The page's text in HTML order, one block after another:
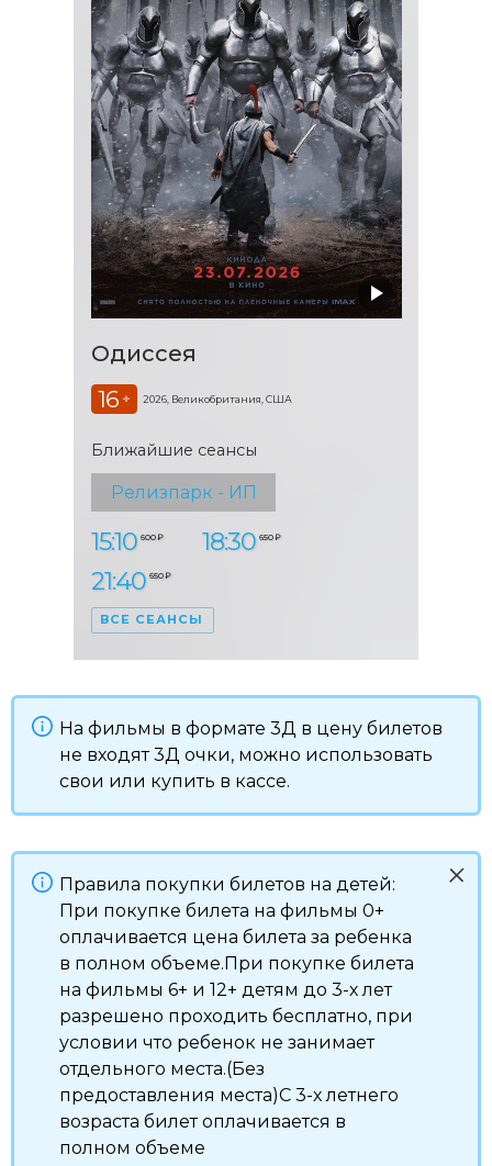
Одиссея
16 + 2026, Великобритания, США
Ближайшие сеансы
Релизпарк - ИП
15:10 600 ₽ 18:30 650 ₽
21:40 650 ₽
ВСЕ СЕАНСЫ
На фильмы в формате 3Д в цену билетов
не входят 3Д очки, можно использовать
свои или купить в кассе.
Правила покупки билетов на детей:
При покупке билета на фильмы 0+
оплачивается цена билета за ребенка
в полном объеме.При покупке билета
на фильмы 6+ и 12+ детям до 3-х лет
разрешено проходить бесплатно, при
условии что ребенок не занимает
отдельного места.(Без
предоставления места)С 3-х летнего
возраста билет оплачивается в
полном объеме